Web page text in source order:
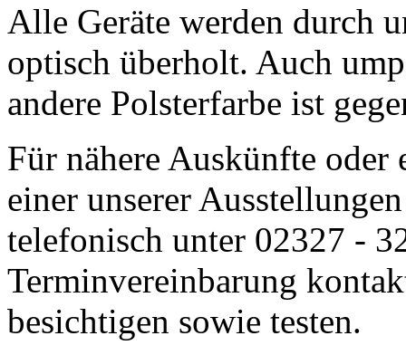
Alle Geräte werden durch
optisch überholt. Auch
andere Polsterfarbe ist
Für nähere Auskünfte
einer unserer
telefonisch unter 02327 -
Terminvereinbarung
besichtigen sowie testen.